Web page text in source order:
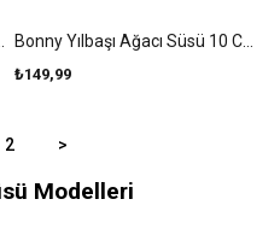
₺149,99
2 >
Modelleri